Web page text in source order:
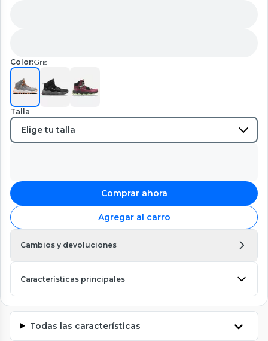
Color:Gris
Talla
Comprar ahora
Agregar al carro
Cambios y devoluciones
Características principales
Todas las características